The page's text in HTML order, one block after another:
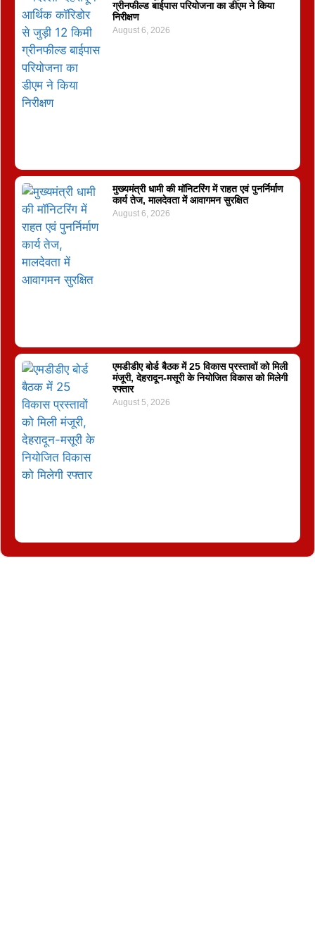
ग्रीनफील्ड बाईपास परियोजना का डीएम ने किया
निरीक्षण
August 6, 2026
मुख्यमंत्री धामी की मॉनिटरिंग में राहत एवं पुनर्निर्माण
कार्य तेज, मालदेवता में आवागमन सुरक्षित
August 6, 2026
एमडीडीए बोर्ड बैठक में 25 विकास प्रस्तावों को मिली
मंजूरी, देहरादून-मसूरी के नियोजित विकास को मिलेगी
रफ्तार
August 5, 2026